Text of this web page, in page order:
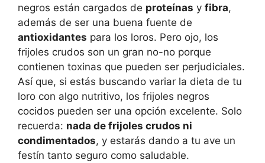
negros están cargados de proteínas y fibra,
además de ser una buena fuente de
antioxidantes para los loros. Pero ojo, los
frijoles crudos son un gran no-no porque
contienen toxinas que pueden ser perjudiciales.
Así que, si estás buscando variar la dieta de tu
loro con algo nutritivo, los frijoles negros
cocidos pueden ser una opción excelente. Solo
recuerda: nada de frijoles crudos ni
condimentados, y estarás dando a tu ave un
festín tanto seguro como saludable.